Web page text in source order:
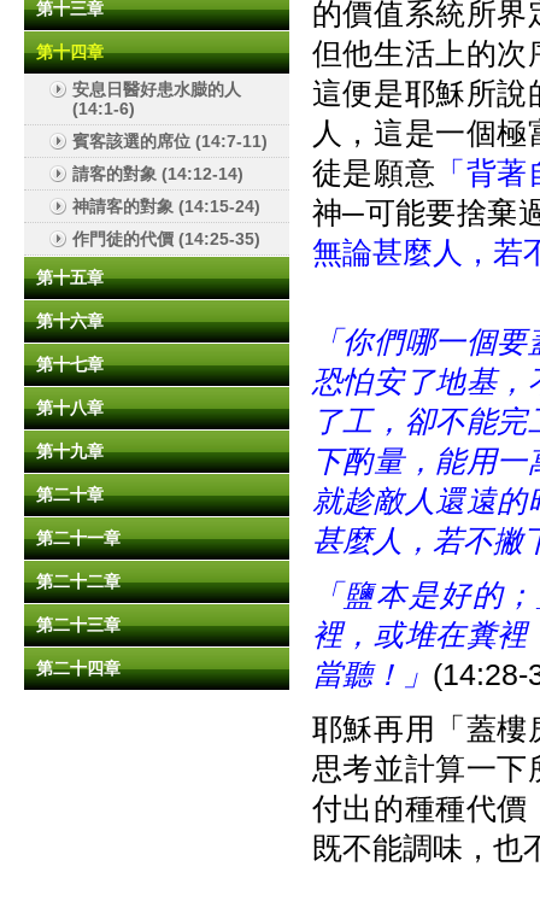
第十三章
第十四章
安息日醫好患水臌的人
(14:1-6)
賓客該選的席位 (14:7-11)
請客的對象 (14:12-14)
神請客的對象 (14:15-24)
作門徒的代價 (14:25-35)
第十五章
第十六章
第十七章
第十八章
第十九章
第二十章
第二十一章
第二十二章
第二十三章
第二十四章
的價值系統所界
但他生活上的次
這便是耶穌所說
人，這是一個
徒是願意 「背
神─可能要捨棄
無論甚麼人，若
「你們哪一個
恐怕安了地基，
了工，卻不能
下酌量，能用
就趁敵人還遠的
甚麼人，若不撇
「鹽本是好的
裡，或堆在糞
當聽！」 (14:28-
耶穌再用「蓋樓
思考並計算一下
付出的種種代價
既不能調味，也